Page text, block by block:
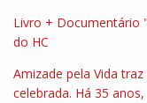
Livro + Documentário
do HC
Amizade pela Vida
celebrada. Há 35